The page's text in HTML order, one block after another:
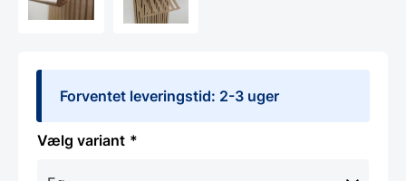
Forventet leveringstid: 2-3 uger
variant